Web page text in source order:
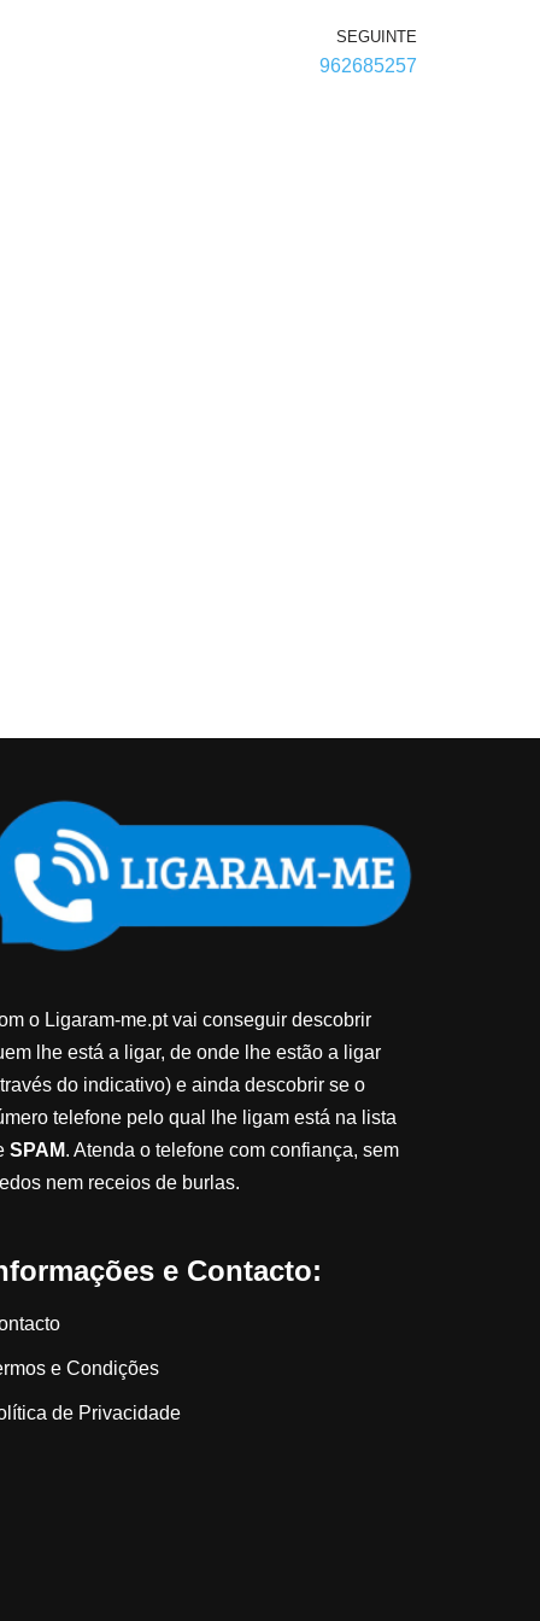
SEGUINTE
962685257
o Ligaram-me.pt vai conseguir descobrir
lhe está a ligar, de onde lhe estão a ligar
do indicativo) e ainda descobrir se o
telefone pelo qual lhe ligam está na lista
SPAM. Atenda o telefone com confiança, sem
nem receios de burlas.
e Contacto:
e Condições
de Privacidade